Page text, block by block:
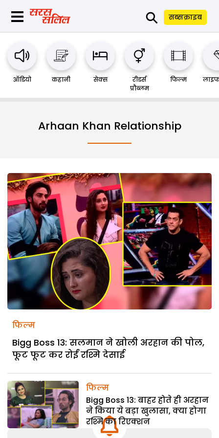
⚲ सब्सक्राइब
ऑडियो कहानी सेक्स
रीडर्स
प्रौब्लम
फिल्म
Arhaan Khan Relationship
फिल्म
Bigg Boss 13: सलमान ने खोली अरहान की पोल,
फूट फूट कर रोईं रश्मि देसाई
फिल्म
Bigg Boss 13: बाहर होते ही अरहान
ने किया ये बड़ा खुलासा, क्या होगा
रश्मि का रिएक्शन